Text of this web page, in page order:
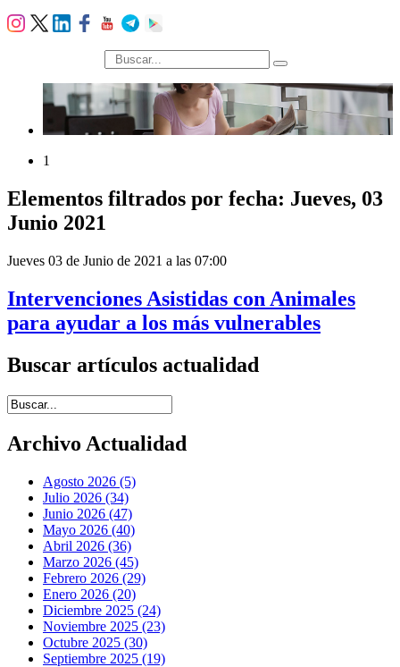
búsqueda
1
Elementos filtrados por fecha: Jueves, 03
Junio 2021
Jueves 03 de Junio de 2021 a las 07:00
Intervenciones Asistidas con Animales
para ayudar a los más vulnerables
Buscar artículos actualidad
Introduce términos de búsqueda
Archivo Actualidad
Agosto 2026 (5)
Julio 2026 (34)
Junio 2026 (47)
Mayo 2026 (40)
Abril 2026 (36)
Marzo 2026 (45)
Febrero 2026 (29)
Enero 2026 (20)
Diciembre 2025 (24)
Noviembre 2025 (23)
Octubre 2025 (30)
Septiembre 2025 (19)